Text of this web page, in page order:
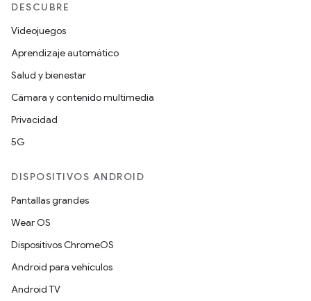
DESCUBRE
Videojuegos
Aprendizaje automático
Salud y bienestar
Cámara y contenido multimedia
Privacidad
5G
DISPOSITIVOS ANDROID
Pantallas grandes
Wear OS
Dispositivos ChromeOS
Android para vehículos
Android TV